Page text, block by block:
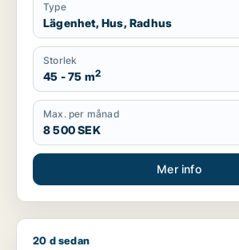
Type
Lägenhet, Hus, Radhus
Storlek
45 - 75 m2
Max. per månad
8 500 SEK
Mer info
Sven söker lägenhet, hus eller
20 d sedan